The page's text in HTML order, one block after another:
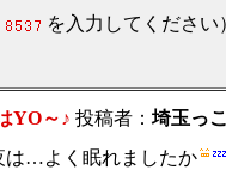
を入力してください
YO～♪ 投稿者： 埼玉っ
は…よく眠れましたか